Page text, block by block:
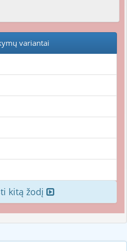
variantai
kitą žodį